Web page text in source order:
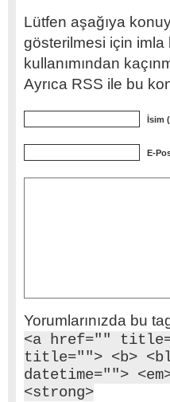
Lütfen aşağıya
gösterilmesi için imla
kullanımından
Ayrıca RSS ile bu
İsim
E-
Yorumlarınızda bu
<a href=""
title=""> <b>
datetime="">
<strong>